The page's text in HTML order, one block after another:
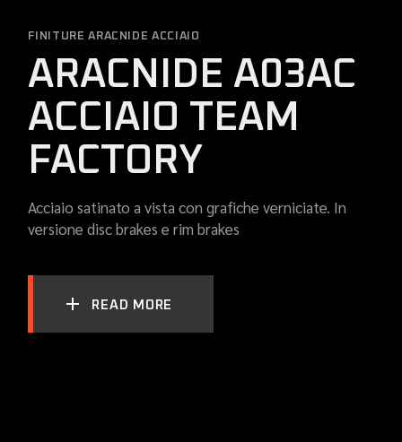
FINITURE ARACNIDE ACCIAIO
ARACNIDE A03AC
ACCIAIO TEAM
FACTORY
Acciaio satinato a vista con grafiche verniciate. In
versione disc brakes e rim brakes
READ MORE